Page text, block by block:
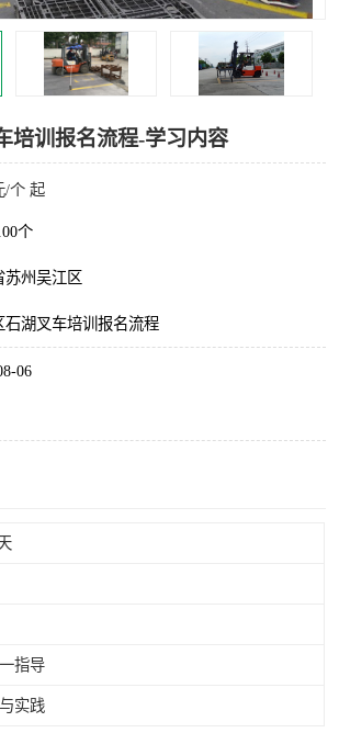
培训报名流程-学习内容
/个 起
个
苏州吴江区
石湖叉车培训报名流程
06
指导
实践
焊工培训
登高证培训